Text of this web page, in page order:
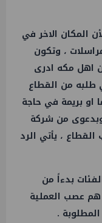
المكان الاخر في
، وتكون
اهل مكه ادرى
طلبه من القطاع
بريمة في حاجة
من شركة
، يأتي الرد
بدءاً من
هم عصب العملية
المطلوبة .